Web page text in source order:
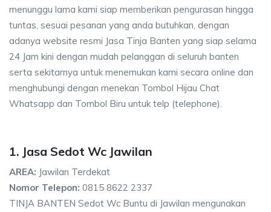
menunggu lama kami siap memberikan pengurasan hingga
tuntas, sesuai pesanan yang anda butuhkan, dengan
adanya website resmi Jasa Tinja Banten yang siap selama
24 Jam kini dengan mudah pelanggan di seluruh banten
serta sekitarnya untuk menemukan kami secara online dan
menghubungi dengan menekan Tombol Hijau Chat
Whatsapp dan Tombol Biru untuk telp (telephone).
1. Jasa Sedot Wc Jawilan
AREA: Jawilan Terdekat
Nomor Telepon: 0815 8622 2337
TINJA BANTEN Sedot Wc Buntu di Jawilan mengunakan